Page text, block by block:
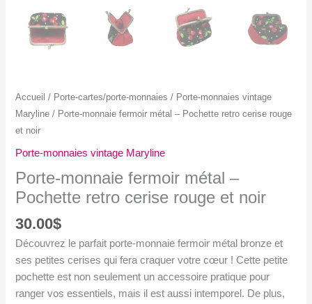
Accueil / Porte-cartes/porte-monnaies / Porte-monnaies vintage
Maryline / Porte-monnaie fermoir métal – Pochette retro cerise rouge
et noir
Porte-monnaies vintage Maryline
Porte-monnaie fermoir métal –
Pochette retro cerise rouge et noir
30.00$
Découvrez le parfait porte-monnaie fermoir métal bronze et
ses petites cerises qui fera craquer votre cœur ! Cette petite
pochette est non seulement un accessoire pratique pour
ranger vos essentiels, mais il est aussi intemporel. De plus,